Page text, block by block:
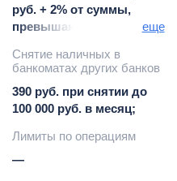
руб. + 2% от суммы,
превышающей 100 000
100 000 руб. в месяц
еще
Снятие наличных в
банкоматах других банков
390 руб. при снятии до
100 000 руб. в месяц;
Лимиты по операциям
—